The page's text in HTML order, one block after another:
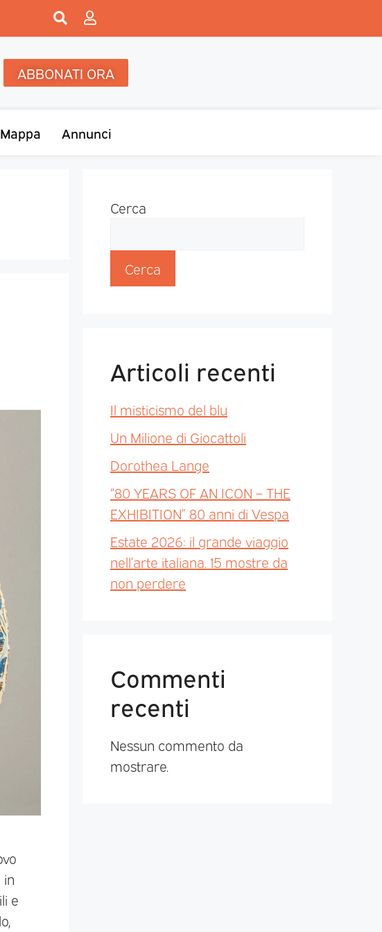
ABBONATI ORA
Mappa Annunci
in
e
Cerca
Cerca
Articoli recenti
Il misticismo del blu
Un Milione di Giocattoli
Dorothea Lange
“80 YEARS OF AN ICON – THE
EXHIBITION” 80 anni di Vespa
Estate 2026: il grande viaggio
nell’arte italiana. 15 mostre da
non perdere
Commenti
recenti
Nessun commento da
mostrare.